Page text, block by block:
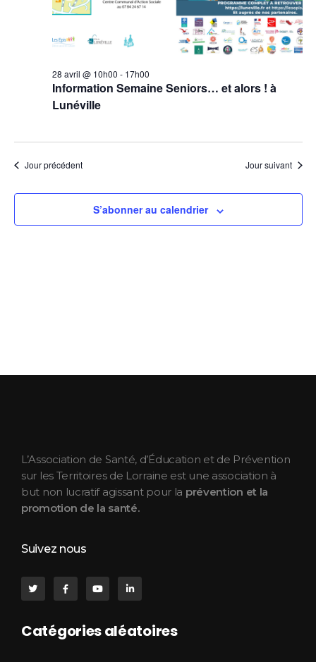
Information Semaine Seniors… et alors ! à
Lunéville
28 avril @ 10h00 - 17h00
Jour précédent Jour suivant
S’abonner au calendrier
L’Association de Santé, d’Éducation et de Prévention
sur les Territoires de Lorraine est une association à
but non lucratif agissant pour la prévention et la
promotion de la santé.
Suivez nous
Catégories aléatoires